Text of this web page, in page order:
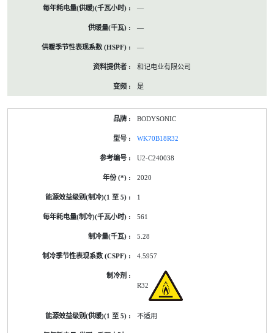
—
—
—
和记电业有限公司
是
BODYSONIC
WK70B18R32
U2-C240038
2020
1
561
5.28
4.5957
R32
不适用